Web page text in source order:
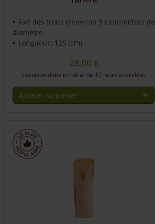
Fait des trous d’environ 9 centimètres de
diamètre.
Longueur: 125 (cm)
28,00 €
Livraison dans un délai de 10 jours ouvrables
Ajouter au panier